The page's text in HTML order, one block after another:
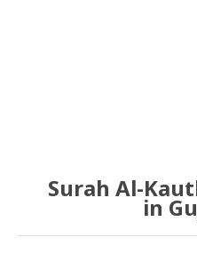
Surah Al-
in